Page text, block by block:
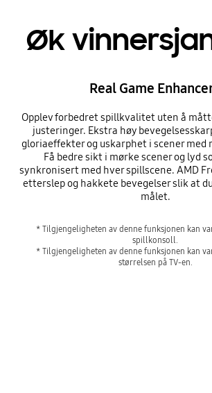
Øk
Real Game
Opplev forbedret spillkvalitet uten å
justeringer. Ekstra høy
gloriaeffekter og uskarphet i scener med
Få bedre sikt i mørke scener og lyd
synkronisert med hver spillscene. AMD
etterslep og hakkete bevegelser slik at
målet.
* Tilgjengeligheten av denne funksjonen kan
spillkonsoll.
* Tilgjengeligheten av denne funksjonen kan
størrelsen på TV-en.